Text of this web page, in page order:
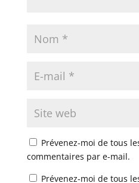
Prévenez-moi de tous
commentaires par e-mail.
Prévenez-moi de tous